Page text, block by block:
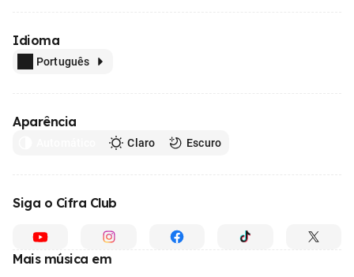
Idioma
Português
Aparência
Claro Escuro
Siga o Cifra Club
Mais música em